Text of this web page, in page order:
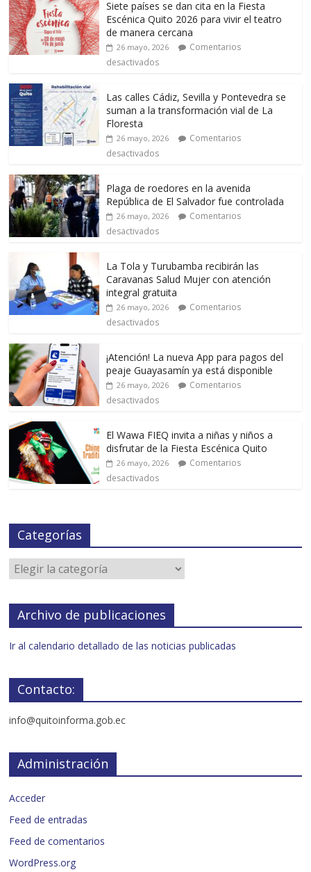
Siete países se dan cita en la Fiesta
Escénica Quito 2026 para vivir el teatro
de manera cercana
26 mayo, 2026
Comentarios
desactivados
Las calles Cádiz, Sevilla y Pontevedra se
suman a la transformación vial de La
Floresta
26 mayo, 2026
Comentarios
desactivados
Plaga de roedores en la avenida
República de El Salvador fue controlada
26 mayo, 2026
Comentarios
desactivados
La Tola y Turubamba recibirán las
Caravanas Salud Mujer con atención
integral gratuita
26 mayo, 2026
Comentarios
desactivados
¡Atención! La nueva App para pagos del
peaje Guayasamín ya está disponible
26 mayo, 2026
Comentarios
desactivados
El Wawa FIEQ invita a niñas y niños a
disfrutar de la Fiesta Escénica Quito
26 mayo, 2026
Comentarios
desactivados
Categorías
Archivo de publicaciones
Ir al calendario detallado de las noticias publicadas
Contacto:
info@quitoinforma.gob.ec
Administración
Acceder
Feed de entradas
Feed de comentarios
WordPress.org